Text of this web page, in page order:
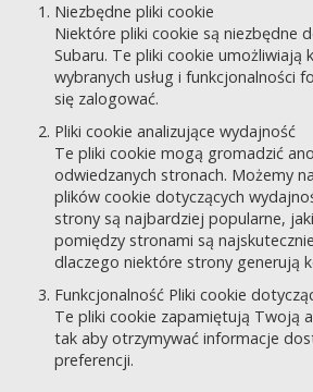
Niezbędne pliki cookie
Niektóre pliki cookie są niezbędne
Subaru. Te pliki cookie umożliwiają
wybranych usług i funkcjonalności
się zalogować.
Pliki cookie analizujące wydajność
Te pliki cookie mogą gromadzić
odwiedzanych stronach. Możemy
plików cookie dotyczących
strony są najbardziej popularne,
pomiędzy stronami są
dlaczego niektóre strony generują
Funkcjonalność Pliki cookie
Te pliki cookie zapamiętują Twoją
tak aby otrzymywać informacje
preferencji.